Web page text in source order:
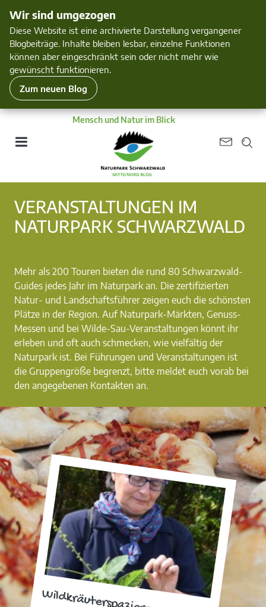
Wir sind umgezogen
Diese Website ist eine archivierte Darstellung vergangener
Blogbeiträge. Inhalte bleiben lesbar, einzelne Funktionen
können aber eingeschränkt sein oder nicht mehr wie
gewünscht funktionieren.
Zum neuen Blog
Mensch und Natur im Blick
VERANSTALTUNGEN IM
NATURPARK SCHWARZWALD
Mehr als 200 Touren bieten die rund 80 Schwarzwald-
Guides jedes Jahr im Naturpark an. Die zertifizierten
Natur- und Landschaftsführer zeigen euch die schönsten
Plätze in der Region. Auf Naturpark-Märkten, Genuss-
Messen und bei Wilde-Sau-Veranstaltungen könnt ihr
erleben und oft auch schmecken, wie vielfältig der
Naturpark ist. Bei Führungen und Veranstaltungen ist
die Gruppengröße begrenzt, bitte meldet euch vorab bei
den angegebenen Kontakten an.